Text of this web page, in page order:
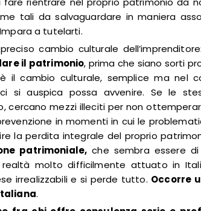
tali da salvaguardare in maniera
a tutelarti.
cambio culturale
il patrimonio, prima che siano sorti
il cambio culturale, semplice ma nel
si auspica possa avvenire. Se le
cercano mezzi illeciti per non
in momenti in cui le
la perdita integrale del proprio
patrimoniale, che sembra essere
molto difficilmente attuato in
irrealizzabili e si perde tutto. Occorre
.